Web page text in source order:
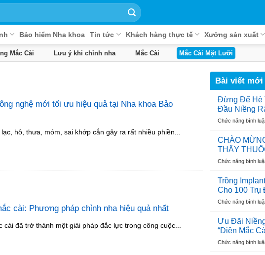
Bảo hiểm Nha khoa Tin tức Khách hàng thực tế Xưởng sản xuất
Mắc Cài Lưu ý khi chỉnh nha Mắc Cài Mắc Cài Mặt Lưỡi
nghệ mới tối ưu hiệu quả tại Nha khoa Bảo
hô, thưa, móm, sai khớp cắn gây ra rất nhiều phiền...
cài: Phương pháp chỉnh nha hiệu quả nhất
cài đã trở thành một giải pháp đắc lực trong công cuộc...
Bài viết mới
Đừng Để Hè
Đầu Niềng
Chức năng bình
CHÀO
THẦY
Chức năng bình
Trồng
Cho 100 Trụ
Chức năng bình
Ưu Đãi
“Diện Mắc
Chức năng bình